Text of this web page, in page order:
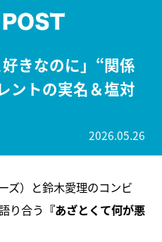
きなのに」“関係
ントの実名＆塩対
2026.05.26
ズ）と鈴木愛理のコンビ
り合う 『あざとくて何が悪